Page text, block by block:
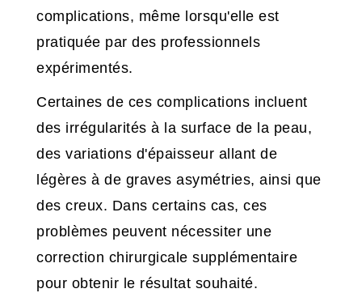
complications, même lorsqu'elle est
pratiquée par des professionnels
expérimentés.
Certaines de ces complications incluent
des irrégularités à la surface de la peau,
des variations d'épaisseur allant de
légères à de graves asymétries, ainsi que
des creux. Dans certains cas, ces
problèmes peuvent nécessiter une
correction chirurgicale supplémentaire
pour obtenir le résultat souhaité.